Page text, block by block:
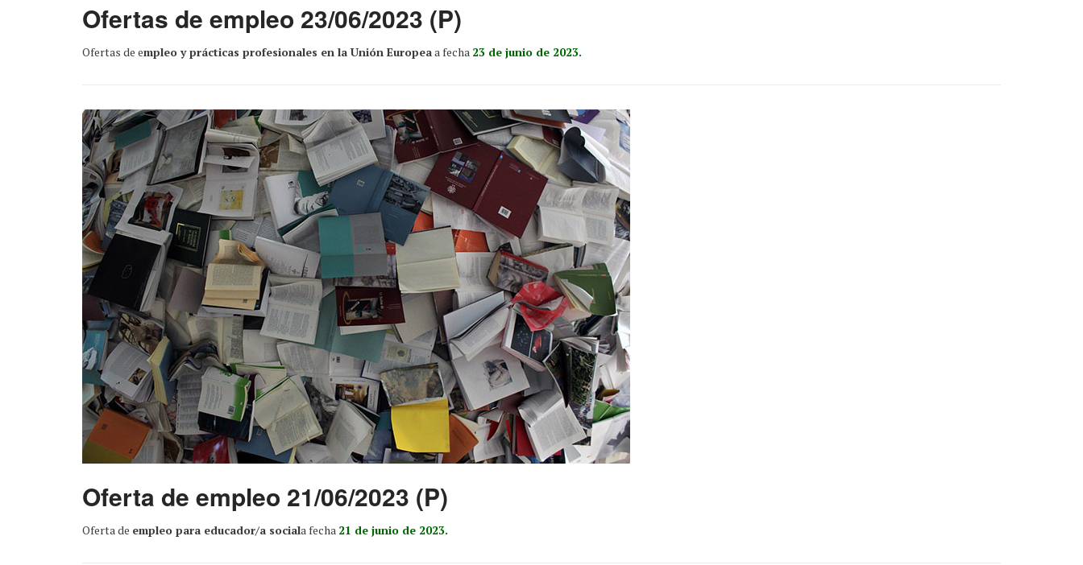
Ofertas de empleo 23/06/2023 (P)
Ofertas de empleo y prácticas profesionales en la Unión Europeaa fecha 23 de junio de 2023.
Oferta de empleo 21/06/2023 (P)
Oferta de empleo para educador/a sociala fecha 21 de junio de 2023.